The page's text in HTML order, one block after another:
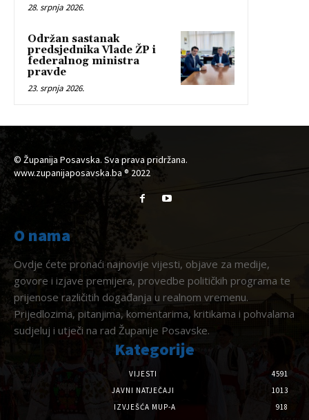
28. srpnja 2026.
Održan sastanak
predsjednika Vlade ŽP i
federalnog ministra
pravde
23. srpnja 2026.
© Županija Posavska. Sva prava pridržana.
www.zupanijaposavska.ba ® 2022
O nama
Ovdje ćete pronaći najnovije vijesti, objave za medije,
govore i izjave premijera, provedbe političkih programa te
prijenose različitih događanja u realnom vremenu.
Prijedlozima, pitanjima, komentarima, kritikama i pohvalama
sudjeluj i utječi na rad Županije Posavske.
Kategorije
VIJESTI
4591
JAVNI NATJEČAJI
1013
IZVJEŠĆA MUP-A
918